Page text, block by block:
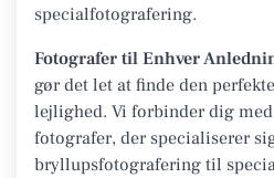
specialfotografering.
Fotografer til Enhver
gør det let at finde den
lejlighed. Vi forbinder dig
fotografer, der specialiserer
bryllupsfotografering til